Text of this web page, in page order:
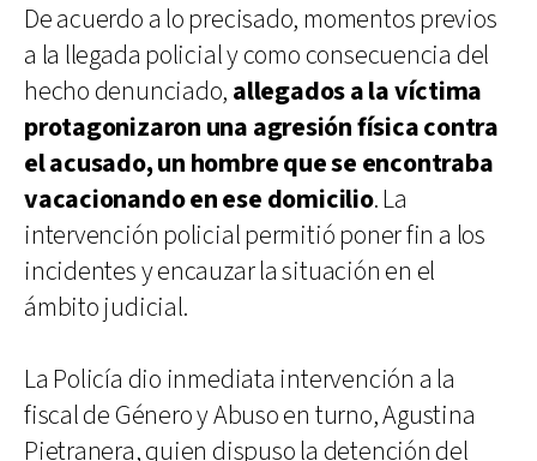
De acuerdo a lo precisado, momentos previos
a la llegada policial y como consecuencia del
hecho denunciado, allegados a la víctima
protagonizaron una agresión física contra
el acusado,un hombre que se encontraba
vacacionando en ese domicilio. La
intervención policial permitió poner fin a los
incidentes y encauzar la situación en el
ámbito judicial.
La Policía dio inmediata intervención a la
fiscal de Género y Abuso en turno, Agustina
Pietranera, quien dispuso la detención del